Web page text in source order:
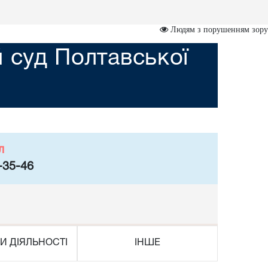
Людям з порушенням зору
Полтавської
35-46
ДІЯЛЬНОСТІ ІНШЕ